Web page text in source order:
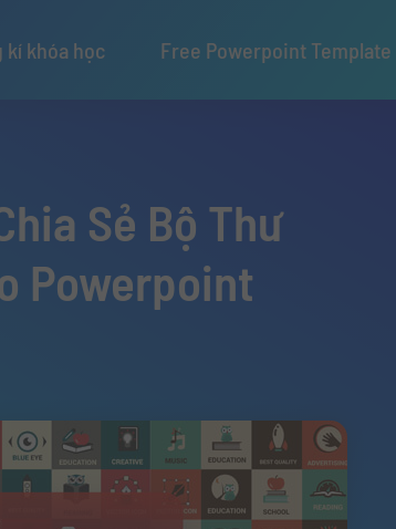
kí khóa học Free Powerpoint Template
Sẻ Bộ Thư
Powerpoint